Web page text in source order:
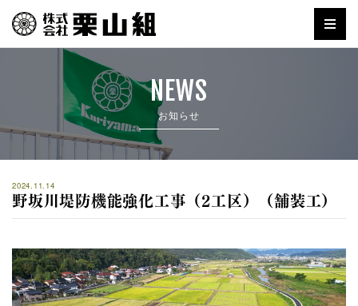
NEWS
お知らせ
2024.11.14
野坂川堤防機能強化工事（2工区）（舗装工）